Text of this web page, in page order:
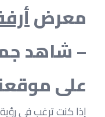
معرض
على